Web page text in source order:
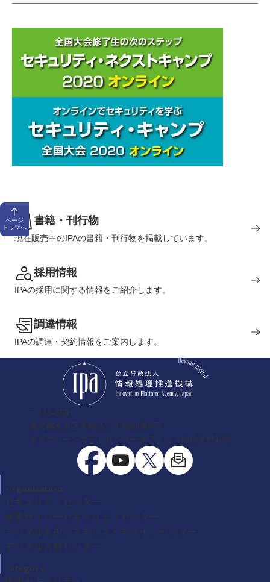
ページ
トップへ
書籍・刊行物
現在販売中のIPAの書籍・刊行物を掲載しています。
採用情報
IPAの採用に関する情報をご紹介します。
調達情報
IPAの調達・契約情報をご案内します。
〒113-6591
東京都文京区本駒込二丁目28番8号
文京グリーンコートセンターオフィス（総合受付13階）
organization
セキュリティセンター
産業サイバーセキュリティセンター
デジタル＆AIシステムズ・デザインセンター
デジタル人材センター
category